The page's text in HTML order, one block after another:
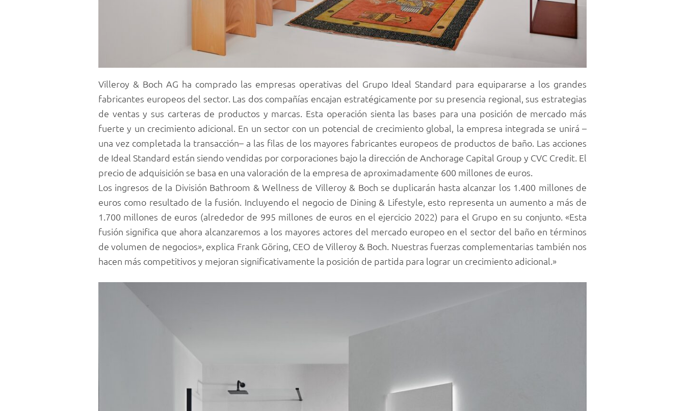
Villeroy & Boch AG ha comprado las empresas operativas del Grupo Ideal Standard para equipararse a los grandes
fabricantes europeos del sector. Las dos compañías encajan estratégicamente por su presencia regional, sus estrategias
de ventas y sus carteras de productos y marcas. Esta operación sienta las bases para una posición de mercado más
fuerte y un crecimiento adicional. En un sector con un potencial de crecimiento global, la empresa integrada se unirá –
una vez completada la transacción– a las filas de los mayores fabricantes europeos de productos de baño. Las acciones
de Ideal Standard están siendo vendidas por corporaciones bajo la dirección de Anchorage Capital Group y CVC Credit. El
precio de adquisición se basa en una valoración de la empresa de aproximadamente 600 millones de euros.
Los ingresos de la División Bathroom & Wellness de Villeroy & Boch se duplicarán hasta alcanzar los 1.400 millones de
euros como resultado de la fusión. Incluyendo el negocio de Dining & Lifestyle, esto representa un aumento a más de
1.700 millones de euros (alrededor de 995 millones de euros en el ejercicio 2022) para el Grupo en su conjunto. «Esta
fusión significa que ahora alcanzaremos a los mayores actores del mercado europeo en el sector del baño en términos
de volumen de negocios», explica Frank Göring, CEO de Villeroy & Boch. Nuestras fuerzas complementarias también nos
hacen más competitivos y mejoran significativamente la posición de partida para lograr un crecimiento adicional.»